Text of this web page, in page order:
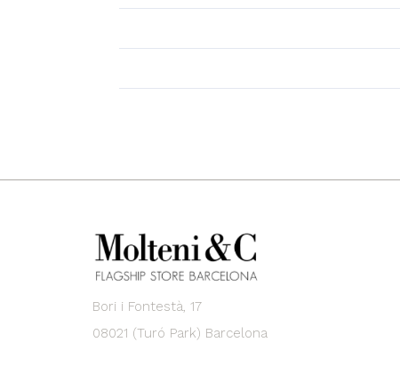
Bori i Fontestà, 17
08021 (Turó Park) Barcelona